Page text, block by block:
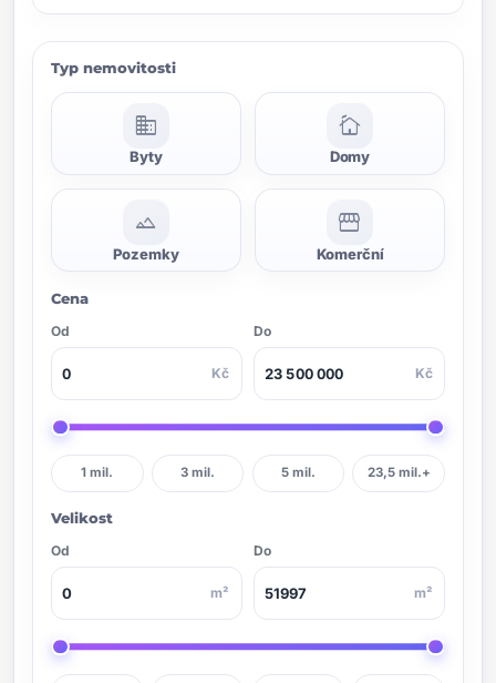
Typ nemovitosti
domain
Byty
cottage
Domy
landscape
Pozemky
storefront
Komerční
Cena
Od
Kč
Do
Kč
1 mil. 3 mil. 5 mil. 23,5 mil.+
Velikost
Od
m²
Do
m²